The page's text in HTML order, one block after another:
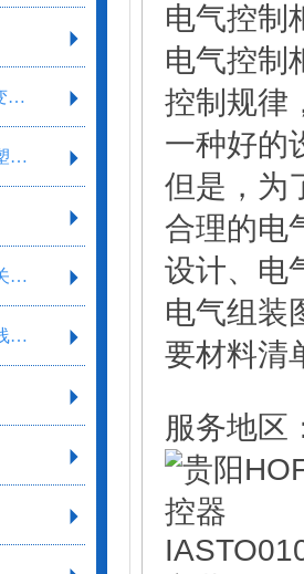
PLC编程器触摸屏变频器
低压电气（微断、塑壳、框架）
接触器热继马达开关继电器
开关电源连接器分线盒气缸气阀剥线工具
电气控制
电气控制
控制规律
一种好的
但是，为
合理的电
设计、电
电气组装
要材料清
服务地区